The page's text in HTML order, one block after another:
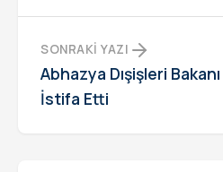
SONRAKI YAZI
Abhazya Dışişleri
İstifa Etti